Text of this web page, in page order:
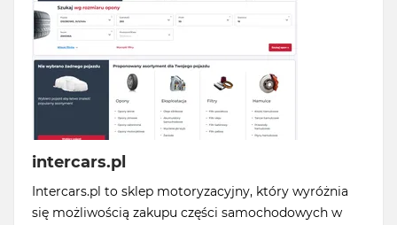
intercars.pl
Intercars.pl to sklep motoryzacyjny, który wyróżnia
się możliwością zakupu części samochodowych w